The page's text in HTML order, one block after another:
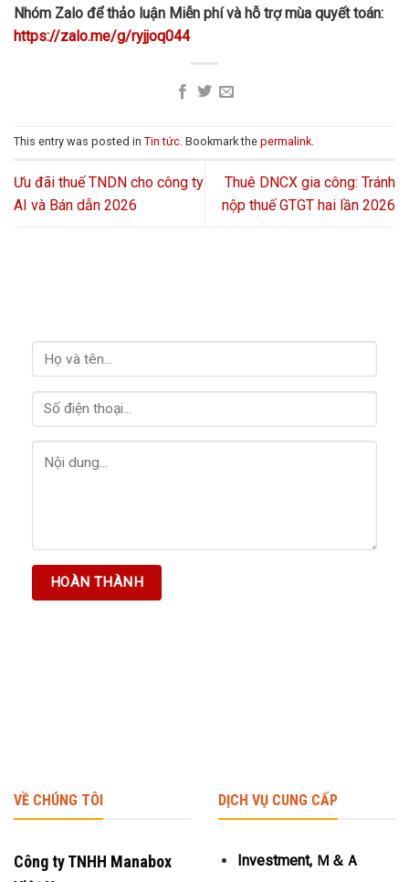
Nhóm Zalo để thảo luận Miễn phí và hỗ trợ mùa quyết toán:
https://zalo.me/g/ryjjoq044
This entry was posted in Tin tức. Bookmark the permalink.
Ưu đãi thuế TNDN cho công ty
AI và Bán dẫn 2026
Thuê DNCX gia công: Tránh
nộp thuế GTGT hai lần 2026
VỀ CHÚNG TÔI
Công ty TNHH Manabox
DỊCH VỤ CUNG CẤP
Investment, Ｍ＆Ａ